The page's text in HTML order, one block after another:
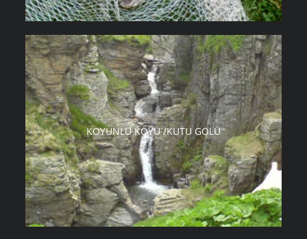
KOYUNLU KÖYÜ /KUTU GÖLÜ